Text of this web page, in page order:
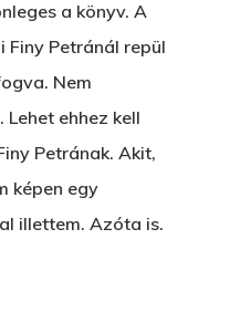
a könyv. A
Finy Petránál repül
Nem
ehhez kell
Petrának. Akit,
képen egy
illettem. Azóta is.